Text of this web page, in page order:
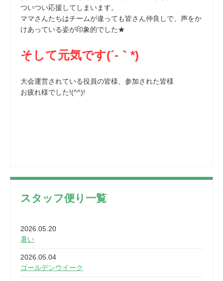
ついつい応援してしまいます。
ママさんたちはチームが違っても皆さん仲良しで、声をか
けあっている姿が印象的でした★
そして元気です(´-｀*)
大会運営されている役員の皆様、参加された皆様
お疲れ様でした!(^^)!
スタッフ便り一覧
2026.05.20
暑い
2026.05.04
ゴールデンウイーク